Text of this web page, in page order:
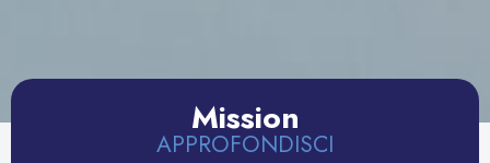
Mission
APPROFONDISCI